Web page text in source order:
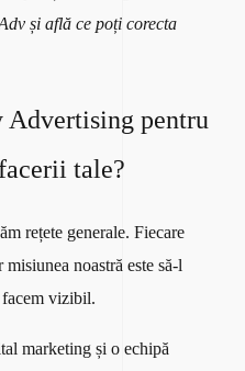
și află ce poți corecta
Advertising pentru
tale?
rețete generale. Fiecare
noastră este să-l
vizibil.
marketing și o echipă